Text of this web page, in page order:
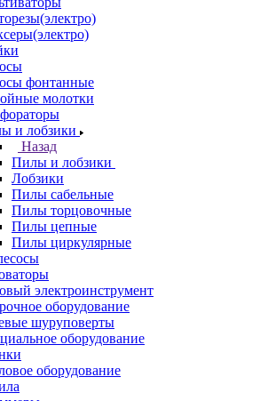
фонтанные
молотки
и лобзики
Назад
Пилы и лобзики
Лобзики
Пилы сабельные
Пилы торцовочные
Пилы цепные
Пилы циркулярные
электроинструмент
оборудование
шуруповерты
оборудование
оборудование